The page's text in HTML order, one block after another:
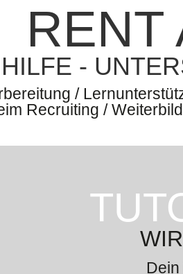
RENT
-
/
Recruiting /